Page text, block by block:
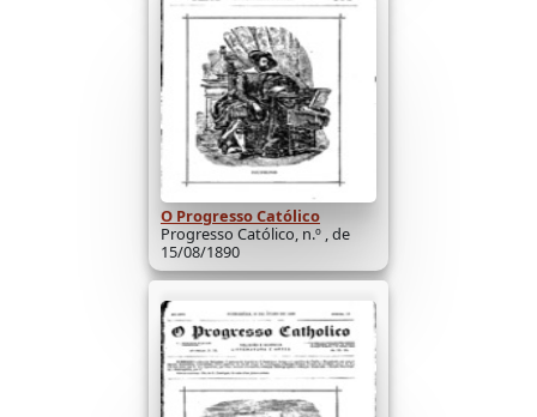
O Progresso Católico
Progresso Católico, n.º , de
15/08/1890